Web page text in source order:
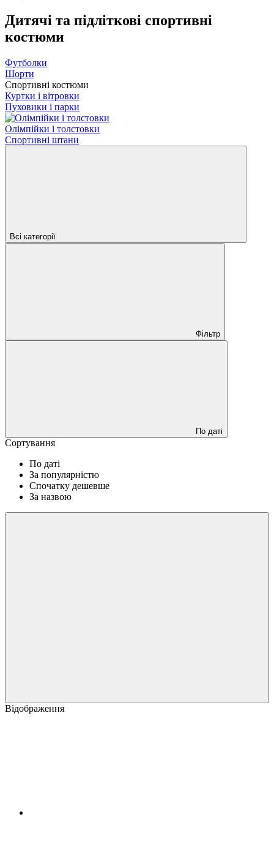
Дитячі та підліткові спортивні
костюми
Футболки
Шорти
Спортивні костюми
Куртки і вітровки
Пуховики і парки
Олімпійки і толстовки
Спортивні штани
Всі категорії
Фільтр
По даті
Сортування
По даті
За популярністю
Спочатку дешевше
За назвою
Відображення